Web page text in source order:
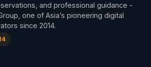
and professional guidance -
one of Asia’s pioneering digital
since 2014.